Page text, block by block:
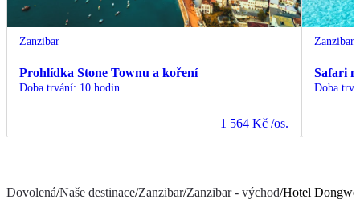
Zanzibar
Prohlídka Stone Townu a koření
Doba trvání: 10 hodin
1 564 Kč /os.
Zanzibar
Safari
Doba
Dovolená/Naše destinace/Zanzibar/Zanzibar - východ/Hotel